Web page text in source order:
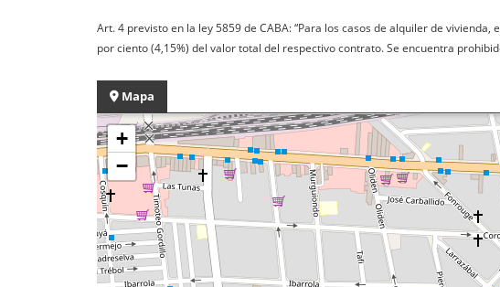
Art. 4 previsto en la ley 5859 de CABA: “Para los casos de alquiler de
por ciento (4,15%) del valor total del respectivo contrato. Se encuentra
Mapa
+
−